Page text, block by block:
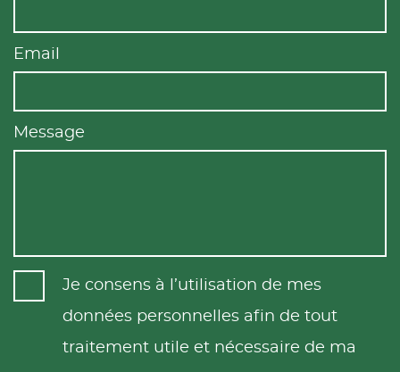
Email
Message
Je consens à l’utilisation de mes
données personnelles afin de tout
traitement utile et nécessaire de ma